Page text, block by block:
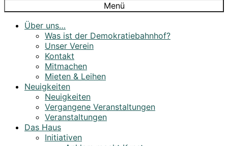
Menü
Über uns…
Was ist der Demokratiebahnhof?
Unser Verein
Kontakt
Mitmachen
Mieten & Leihen
Neuigkeiten
Neuigkeiten
Vergangene Veranstaltungen
Veranstaltungen
Das Haus
Initiativen